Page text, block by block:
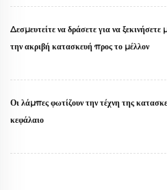
Δεσμευτείτε να δράσετε για να ξεκινήσετε
την ακριβή κατασκευή προς το μέλλον
Οι λάμπες φωτίζουν την τέχνη της
κεφάλαιο